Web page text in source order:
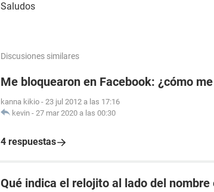
Saludos
Discusiones similares
Me bloquearon en Facebook: ¿cómo
kanna kikio - 23 jul 2012 a las 17:16
kevin - 27 mar 2020 a las 00:30
4 respuestas
Qué indica el relojito al lado del